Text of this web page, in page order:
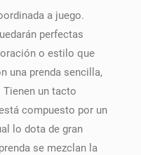
a juego.
perfectas
o estilo que
una prenda sencilla,
Tienen un tacto
compuesto por un
lo dota de gran
se mezclan la